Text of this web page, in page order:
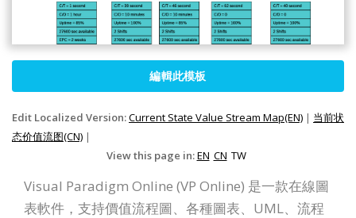
編輯此模板
Edit Localized Version:Current State Value Stream Map(EN) | 当前状
态价值流图(CN) |
View this page in:EN CN TW
Visual Paradigm Online (VP Online) 是一款在線圖
表軟件，支持價值流程圖、各種圖表、UML、流程